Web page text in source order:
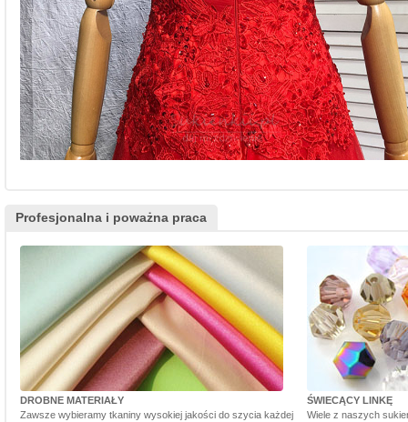
Profesjonalna i poważna praca
DROBNE MATERIAŁY
Zawsze wybieramy tkaniny wysokiej jakości do szycia każdej
ŚWIECĄCY LINKĘ
Wiele z naszych